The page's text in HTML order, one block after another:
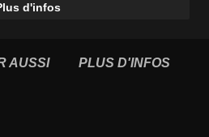
d'infos
AUSSI PLUS D'INFOS